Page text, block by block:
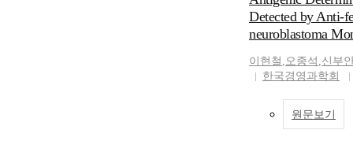
Detected by Anti-
neuroblastoma
이현철 ,오종석 ,신부
한국경영과학회
원문보기